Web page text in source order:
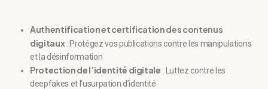
Authentification et certification des contenus
digitaux: Protégez vos publications contre les manipulations
et la désinformation
Protection de l’identité digitale : Luttez contre les
deepfakes et l’usurpation d’identité